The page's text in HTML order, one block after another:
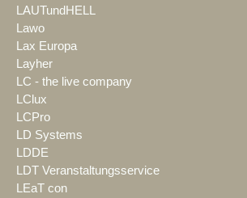
LAUTundHELL
Lawo
Lax Europa
Layher
LC - the live company
LClux
LCPro
LD Systems
LDDE
LDT Veranstaltungsservice
LEaT con